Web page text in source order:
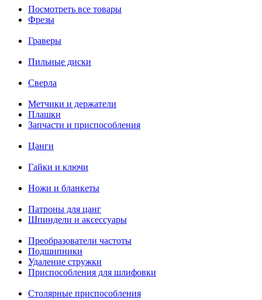
Посмотреть все товары
Фрезы
Граверы
Пильные диски
Сверла
Метчики и держатели
Плашки
Запчасти и приспособления
Цанги
Гайки и ключи
Ножи и бланкеты
Патроны для цанг
Шпиндели и аксессуары
Преобразователи частоты
Подшипники
Удаление стружки
Приспособления для шлифовки
Столярные приспособления